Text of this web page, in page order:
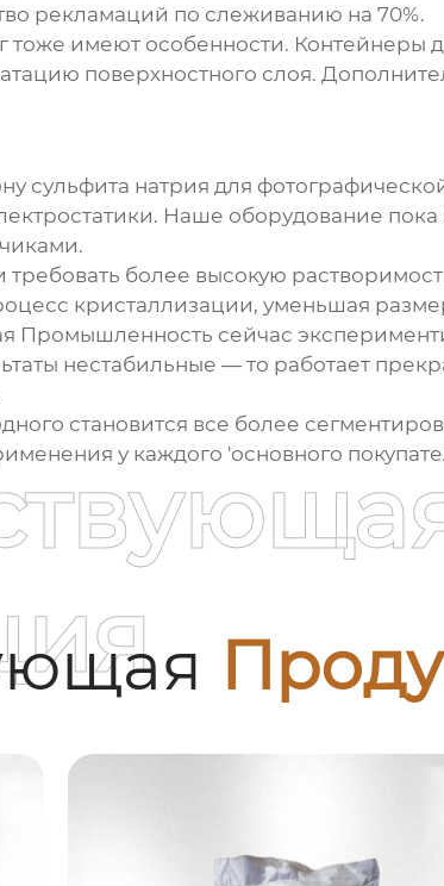
рекламаций по слеживанию на 70%.
тоже имеют особенности. Контейнеры
поверхностного слоя.
сульфита натрия для
Наше оборудование пока
требовать более высокую
кристаллизации, уменьшая
Промышленность сейчас
нестабильные — то работает
становится все более
у каждого 'основного